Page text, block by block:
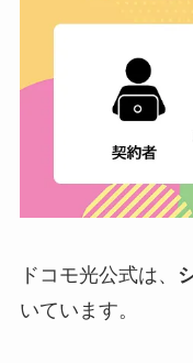
ドコモ光公式は、
いています。